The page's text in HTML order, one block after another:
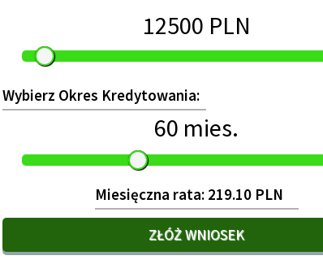
12500 PLN
Wybierz Okres Kredytowania:
60 mies.
Miesięczna rata: 219.10 PLN
ZŁÓŻ WNIOSEK